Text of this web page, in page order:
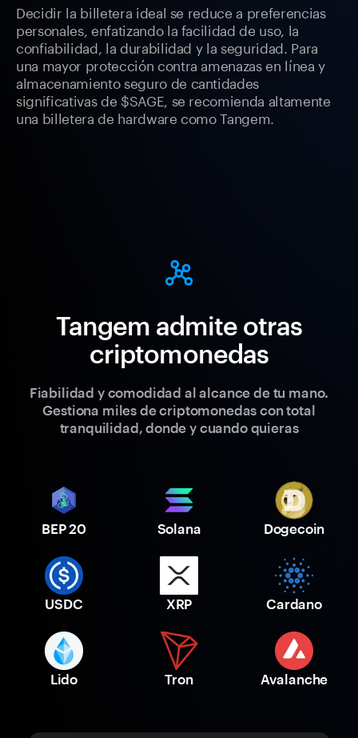
Decidir la billetera ideal se reduce a preferencias
personales, enfatizando la facilidad de uso, la
confiabilidad, la durabilidad y la seguridad. Para
una mayor protección contra amenazas en línea y
almacenamiento seguro de cantidades
significativas de $SAGE, se recomienda altamente
una billetera de hardware como Tangem.
Tangem admite otras
criptomonedas
Fiabilidad y comodidad al alcance de tu mano.
Gestiona miles de criptomonedas con total
tranquilidad, donde y cuando quieras
BEP 20 Solana Dogecoin
USDC XRP Cardano
Lido Tron Avalanche